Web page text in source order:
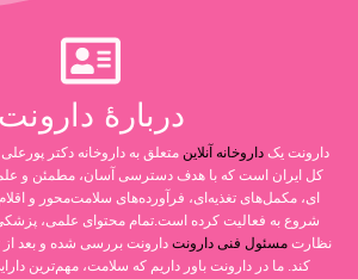
دربارۀ دارونت
دارونت یکداروخانه آنلاین متعلق به داروخانه دکتر
کل ایران است که با هدف دسترسی آسان، مطمئن و
شروع به فعالیت کرده است.تمام محتوای علمی،
نظارتمسئول فنی دارونت دارونت بررسی شده و بعد از
کند. ما در دارونت باور داریم که سلامت، مهم‌ترین